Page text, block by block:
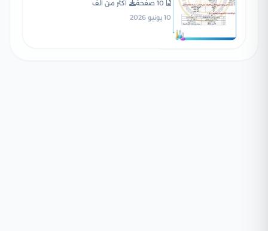
الأسئلة
10 صفحة
أكثر من ألف
10 يونيو 2026